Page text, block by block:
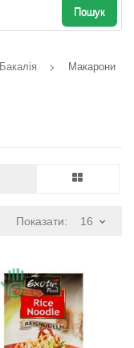
Пошук
Бакалія Макарони
Показати: 16